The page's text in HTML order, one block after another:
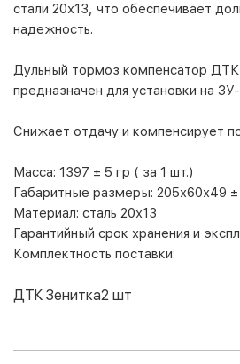
стали 20х13, что обеспечивает
надежность.
Дульный тормоз компенсатор ДТК
предназначен для установки на
Снижает отдачу и компенсирует
Масса: 1397 ± 5 гр ( за 1 шт.)
Габаритные размеры: 205х60х49
Материал: сталь 20х13
Гарантийный срок хранения и
Комплектность поставки:
ДТК Зенитка2 шт